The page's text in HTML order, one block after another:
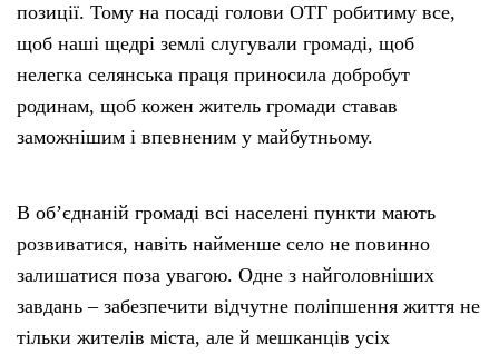
позиції. Тому на посаді голови ОТГ робитиму все,
щоб наші щедрі землі слугували громаді, щоб
нелегка селянська праця приносила добробут
родинам, щоб кожен житель громади ставав
заможнішим і впевненим у майбутньому.
В об’єднаній громаді всі населені пункти мають
розвиватися, навіть найменше село не повинно
залишатися поза увагою. Одне з найголовніших
завдань – забезпечити відчутне поліпшення життя не
тільки жителів міста, але й мешканців усіх